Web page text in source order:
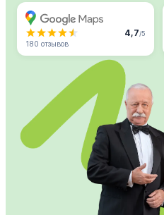
4,7/5
180 отзывов